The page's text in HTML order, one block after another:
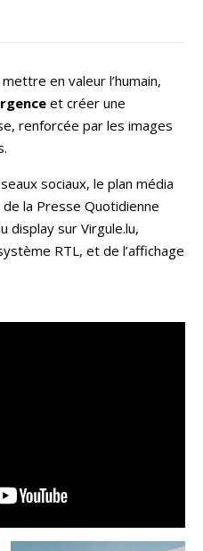
en valeur l’humain,
et créer une
renforcée par les images
sociaux, le plan média
la Presse Quotidienne
display sur Virgule.lu,
RTL, et de l’affichage